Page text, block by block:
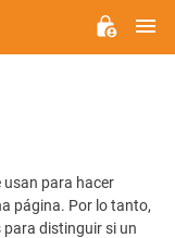
usan para hacer
página. Por lo tanto,
distinguir si un